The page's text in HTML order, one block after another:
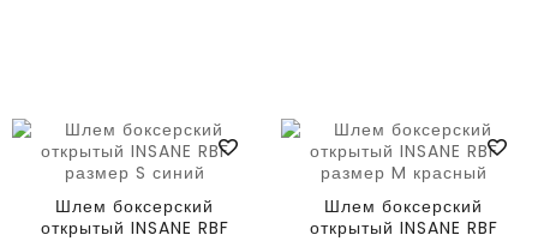
Шлем боксерский
открытый INSANE RBF
Шлем боксерский
открытый INSANE RBF